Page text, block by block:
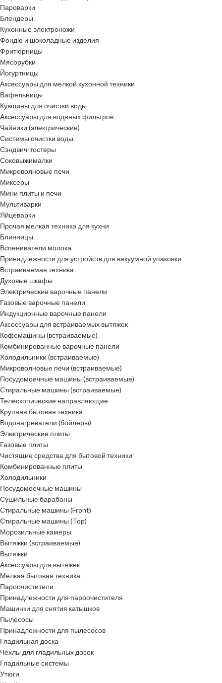
Пароварки
Блендеры
Кухонные электроножи
Фондю и шоколадные изделия
Фритюрницы
Мясорубки
Йогуртницы
Аксессуары для мелкой кухонной техники
Вафельницы
Кувшины для очистки воды
Аксессуары для водяных фильтров
Чайники (электрические)
Системы очистки воды
Сэндвич-тостеры
Соковыжималки
Микроволновые печи
Миксеры
Мини плиты и печи
Мультиварки
Яйцеварки
Прочая мелкая техника для кухни
Блинницы
Вспениватели молока
Принадлежности для устройств для вакуумной упаковки
Встраиваемая техника
Духовые шкафы
Электрические варочные панели
Газовые варочные панели
Индукционные варочные панели
Аксессуары для встраиваемых вытяжек
Кофемашины (встраиваемые)
Комбинированные варочные панели
Холодильники (встраиваемые)
Микроволновые печи (встраиваемые)
Посудомоечные машины (встраиваемые)
Стиральные машины (встраиваемые)
Телескопические направляющие
Крупная бытовая техника
Водонагреватели (бойлеры)
Электрические плиты
Газовые плиты
Чистящие средства для бытовой техники
Комбинированные плиты
Холодильники
Посудомоечные машины
Сушильные барабаны
Стиральные машины (Front)
Стиральные машины (Top)
Морозильные камеры
Вытяжки (встраиваемые)
Вытяжки
Аксессуары для вытяжек
Мелкая бытовая техника
Пароочистители
Принадлежности для пароочистителя
Машинки для снятия катышков
Пылесосы
Принадлежности для пылесосов
Гладильная доска
Чехлы для гладильных досок
Гладильные системы
Утюги